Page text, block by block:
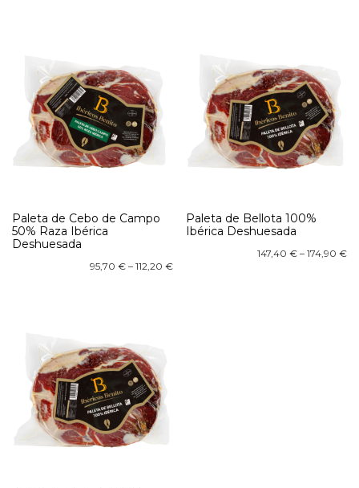
Paleta de Cebo de Campo
50% Raza Ibérica
Deshuesada
95,70 €– 112,20 €
Paleta de Bellota 100%
Ibérica Deshuesada
147,40 € – 174,90 €